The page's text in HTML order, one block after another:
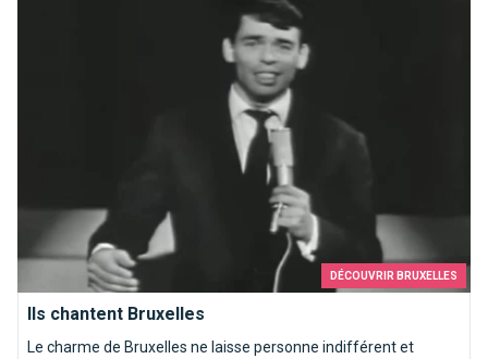
DÉCOUVRIR BRUXELLES
Ils chantent Bruxelles
Le charme de Bruxelles ne laisse personne indifférent et